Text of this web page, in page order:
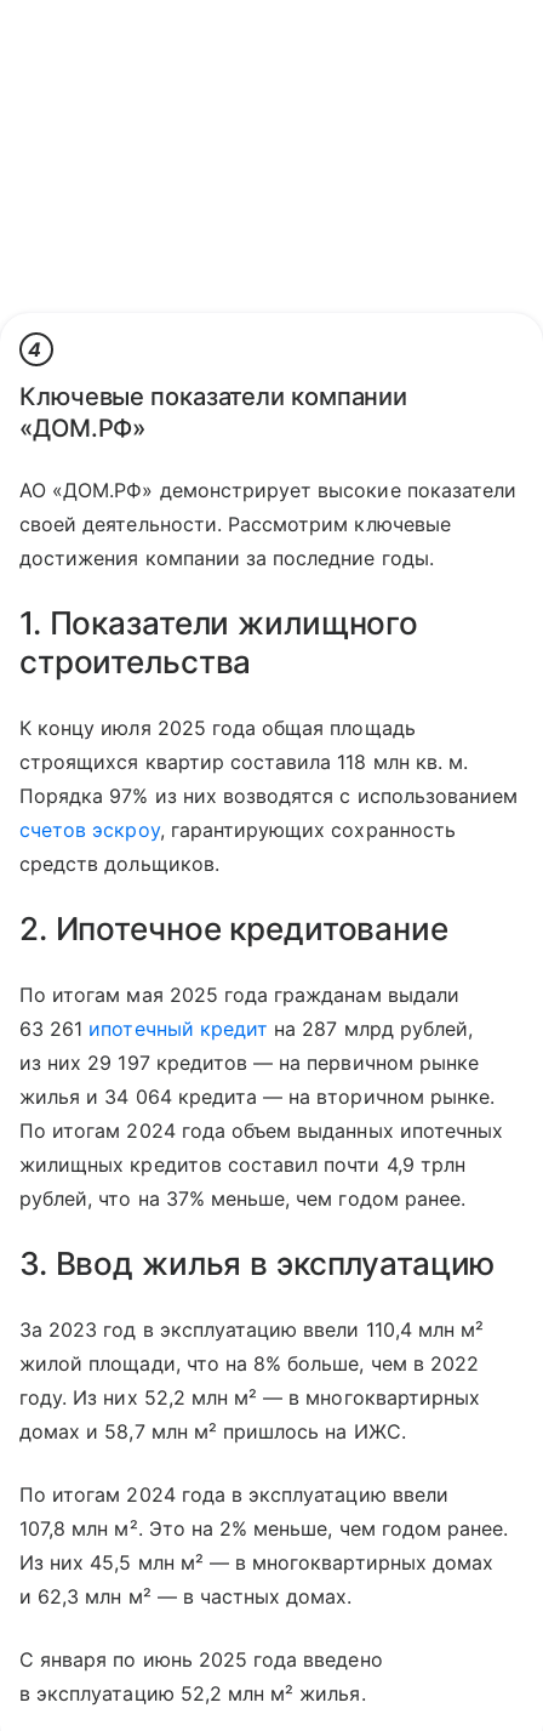
4
Ключевые показатели компании
«ДОМ.РФ»
АО «ДОМ.РФ» демонстрирует высокие показатели
своей деятельности. Рассмотрим ключевые
достижения компании за последние годы.
1. Показатели жилищного
строительства
К концу июля 2025 года общая площадь
строящихся квартир составила 118 млн кв. м.
Порядка 97% из них возводятся с использованием
счетов эскроу, гарантирующих сохранность
средств дольщиков.
2. Ипотечное кредитование
По итогам мая 2025 года гражданам выдали
63 261 ипотечный кредит на 287 млрд рублей,
из них 29 197 кредитов — на первичном рынке
жилья и 34 064 кредита — на вторичном рынке.
По итогам 2024 года объем выданных ипотечных
жилищных кредитов составил почти 4,9 трлн
рублей, что на 37% меньше, чем годом ранее.
3. Ввод жилья в эксплуатацию
За 2023 год в эксплуатацию ввели 110,4 млн м²
жилой площади, что на 8% больше, чем в 2022
году. Из них 52,2 млн м² — в многоквартирных
домах и 58,7 млн м² пришлось на ИЖС.
По итогам 2024 года в эксплуатацию ввели
107,8 млн м². Это на 2% меньше, чем годом ранее.
Из них 45,5 млн м² — в многоквартирных домах
и 62,3 млн м² — в частных домах.
С января по июнь 2025 года введено
в эксплуатацию 52,2 млн м² жилья.